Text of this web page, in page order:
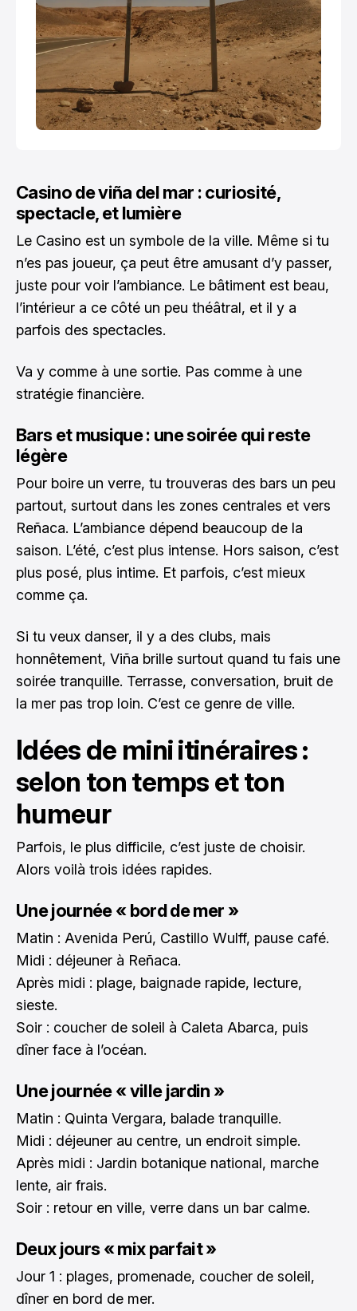
Casino de viña del mar : curiosité,
spectacle, et lumière
Le Casino est un symbole de la ville. Même si tu
n’es pas joueur, ça peut être amusant d’y passer,
juste pour voir l’ambiance. Le bâtiment est beau,
l’intérieur a ce côté un peu théâtral, et il y a
parfois des spectacles.
Va y comme à une sortie. Pas comme à une
stratégie financière.
Bars et musique : une soirée qui reste
légère
Pour boire un verre, tu trouveras des bars un peu
partout, surtout dans les zones centrales et vers
Reñaca. L’ambiance dépend beaucoup de la
saison. L’été, c’est plus intense. Hors saison, c’est
plus posé, plus intime. Et parfois, c’est mieux
comme ça.
Si tu veux danser, il y a des clubs, mais
honnêtement, Viña brille surtout quand tu fais une
soirée tranquille. Terrasse, conversation, bruit de
la mer pas trop loin. C’est ce genre de ville.
Idées de mini itinéraires :
selon ton temps et ton
humeur
Parfois, le plus difficile, c’est juste de choisir.
Alors voilà trois idées rapides.
Une journée « bord de mer »
Matin : Avenida Perú, Castillo Wulff, pause café.
Midi : déjeuner à Reñaca.
Après midi : plage, baignade rapide, lecture,
sieste.
Soir : coucher de soleil à Caleta Abarca, puis
dîner face à l’océan.
Une journée « ville jardin »
Matin : Quinta Vergara, balade tranquille.
Midi : déjeuner au centre, un endroit simple.
Après midi : Jardin botanique national, marche
lente, air frais.
Soir : retour en ville, verre dans un bar calme.
Deux jours « mix parfait »
Jour 1 : plages, promenade, coucher de soleil,
dîner en bord de mer.